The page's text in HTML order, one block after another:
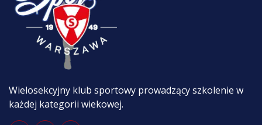
Wielosekcyjny klub sportowy prowadzący szkolenie w
każdej kategorii wiekowej.